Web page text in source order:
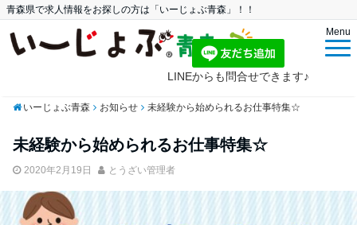
青森県で求人情報をお探しの方は「いーじょぶ青森」！！
Menu
LINEからも問合せできます♪
いーじょぶ青森 お知らせ 未経験から始められるお仕事特集☆
未経験から始められるお仕事特集☆
2020年2月19日 とうざい管理者